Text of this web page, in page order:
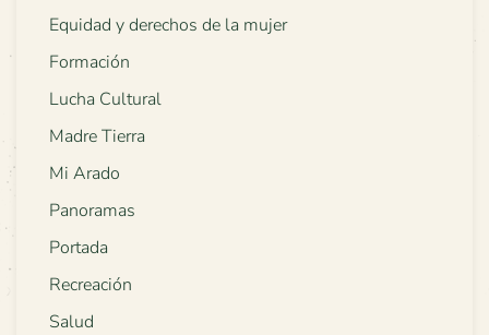
Equidad y derechos de la mujer
Formación
Lucha Cultural
Madre Tierra
Mi Arado
Panoramas
Portada
Recreación
Salud